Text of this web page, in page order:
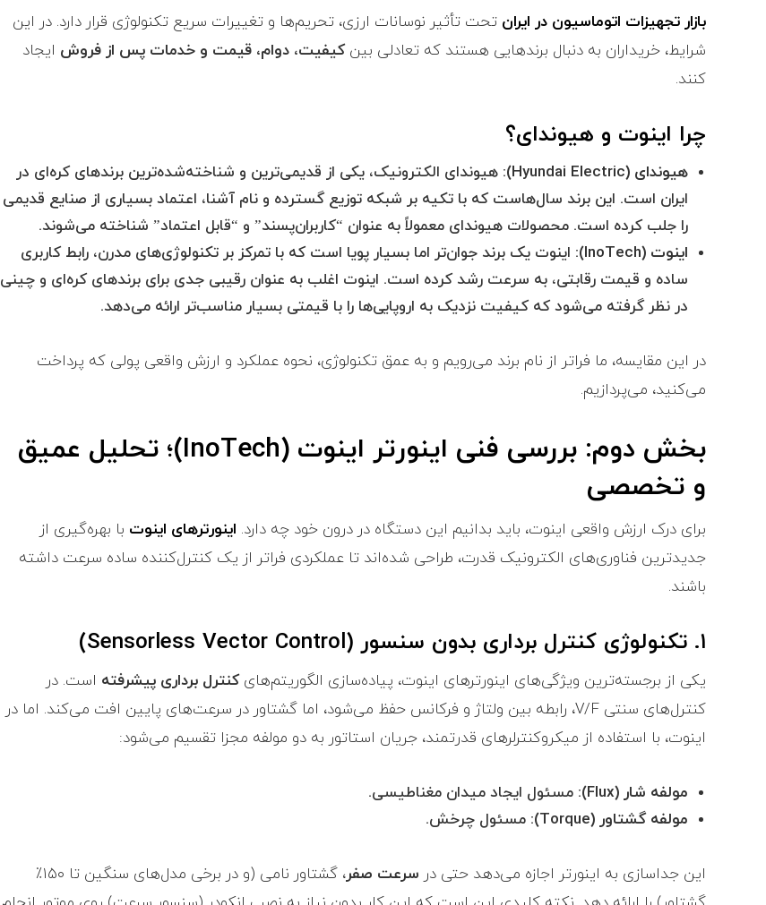
بازار تجهیزات اتوماسیون در ایران تحت تأثیر نوسانات ارزی، تحریم‌ها و تغییرات سریع تکنولوژی قرار دارد. در این
شرایط، خریداران به دنبال برندهایی هستند که تعادلی بینکیفیت، دوام، قیمت و خدمات پس از فروش ایجاد
کنند.
چرا اینوت و هیوندای؟
هیوندای (Hyundai Electric):
هیوندای الکترونیک، یکی از قدیمی‌ترین و شناخته‌شده‌ترین برندهای کره‌ای در
ایران است. این برند سال‌هاست که با تکیه بر شبکه توزیع گسترده و نام آشنا، اعتماد بسیاری از صنایع قدیمی
را جلب کرده است. محصولات هیوندای معمولاً به عنوان “کاربران‌پسند” و “قابل اعتماد” شناخته می‌شوند.
اینوت (InoTech):
اینوت یک برند جوان‌تر اما بسیار پویا است که با تمرکز بر تکنولوژی‌های مدرن، رابط کاربری
ساده و قیمت رقابتی، به سرعت رشد کرده است. اینوت اغلب به عنوان رقیبی جدی برای برندهای کره‌ای و چینی
در نظر گرفته می‌شود که کیفیت نزدیک به اروپایی‌ها را با قیمتی بسیار مناسب‌تر ارائه می‌دهد.
در این مقایسه، ما فراتر از نام برند می‌رویم و به عمق تکنولوژی، نحوه عملکرد و ارزش واقعی پولی که پرداخت
می‌کنید، می‌پردازیم.
بخش دوم: بررسی فنی اینورتر اینوت (InoTech)؛ تحلیل عمیق
و تخصصی
برای درک ارزش واقعی اینوت، باید بدانیم این دستگاه در درون خود چه دارد. اینورترهای اینوت با بهره‌گیری از
جدیدترین فناوری‌های الکترونیک قدرت، طراحی شده‌اند تا عملکردی فراتر از یک کنترل‌کننده ساده سرعت داشته
باشند.
۱. تکنولوژی کنترل برداری بدون سنسور (Sensorless Vector Control)
یکی از برجسته‌ترین ویژگی‌های اینورترهای اینوت، پیاده‌سازی الگوریتم‌هایکنترل برداری پیشرفته است. در
کنترل‌های سنتی V/F، رابطه بین ولتاژ و فرکانس حفظ می‌شود، اما گشتاور در سرعت‌های پایین افت می‌کند. اما در
اینوت، با استفاده از میکروکنترلرهای قدرتمند، جریان استاتور به دو مولفه مجزا تقسیم می‌شود:
مولفه شار (Flux):
مسئول ایجاد میدان مغناطیسی.
مولفه گشتاور (Torque):
مسئول چرخش.
این جداسازی به اینورتر اجازه می‌دهد حتی در سرعت صفر
، گشتاور نامی (و در برخی مدل‌های سنگین تا ۱۵۰٪